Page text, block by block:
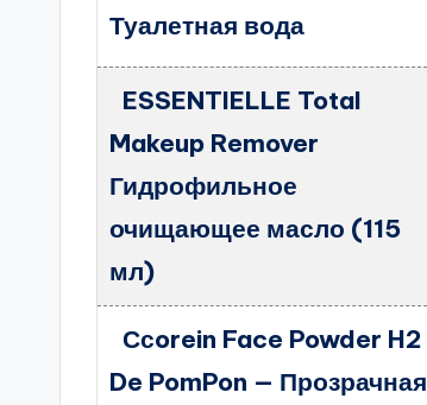
Туалетная вода
ESSENTIELLE Total
Makeup Remover
Гидрофильное
очищающее масло (115
мл)
Ссorein Face Powder H2
De PomPon — Прозрачная